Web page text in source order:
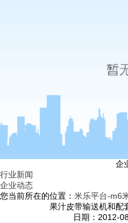
企
行业新闻
企业动态
您当前所在的位置： 米乐平台-m6
果汁皮带输送机和配
日期：2012-